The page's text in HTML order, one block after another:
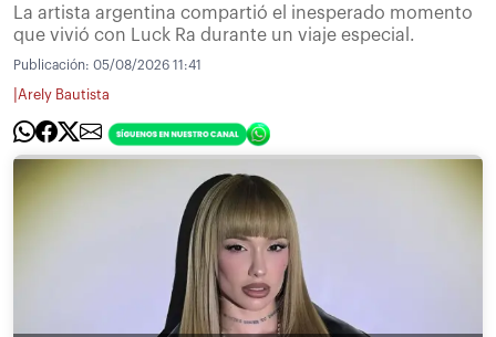
La artista argentina compartió el inesperado momento
que vivió con Luck Ra durante un viaje especial.
Publicación: 05/08/2026 11:41
Arely Bautista